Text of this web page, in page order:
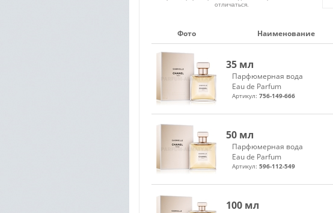
отличаться.
Фото Наименование
35 мл
Парфюмерная вода
Eau de Parfum
Артикул: 756-149-666
50 мл
Парфюмерная вода
Eau de Parfum
Артикул: 596-112-549
100 мл